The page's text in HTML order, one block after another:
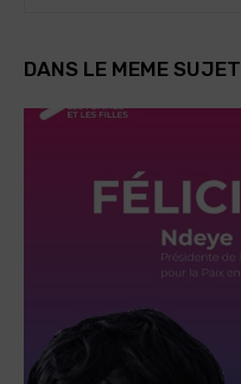
DANS LE MEME SUJET